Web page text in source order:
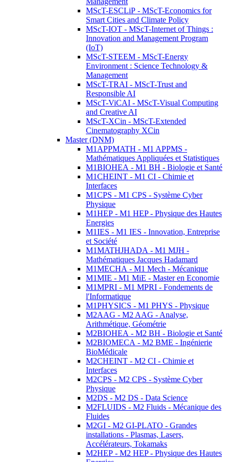
MScT-ESCLiP - MScT-Economics for
Smart Cities and Climate Policy
MScT-IOT - MScT-Internet of Things :
Innovation and Management Program
(IoT)
MScT-STEEM - MScT-Energy
Environment : Science Technology &
Management
MScT-TRAI - MScT-Trust and
Responsible AI
MScT-ViCAI - MScT-Visual Computing
and Creative AI
MScT-XCin - MScT-Extended
Cinematography XCin
Master (DNM)
M1APPMATH - M1 APPMS -
Mathématiques Appliquées et Statistiques
M1BIOHEA - M1 BH - Biologie et Santé
M1CHEINT - M1 CI - Chimie et
Interfaces
M1CPS - M1 CPS - Système Cyber
Physique
M1HEP - M1 HEP - Physique des Hautes
Energies
M1IES - M1 IES - Innovation, Entreprise
et Société
M1MATHJHADA - M1 MJH -
Mathématiques Jacques Hadamard
M1MECHA - M1 Mech - Mécanique
M1MIE - M1 MiE - Master en Economie
M1MPRI - M1 MPRI - Fondements de
l'Informatique
M1PHYSICS - M1 PHYS - Physique
M2AAG - M2 AAG - Analyse,
Arithmétique, Géométrie
M2BIOHEA - M2 BH - Biologie et Santé
M2BIOMECA - M2 BME - Ingénierie
BioMédicale
M2CHEINT - M2 CI - Chimie et
Interfaces
M2CPS - M2 CPS - Système Cyber
Physique
M2DS - M2 DS - Data Science
M2FLUIDS - M2 Fluids - Mécanique des
Fluides
M2GI - M2 GI-PLATO - Grandes
installations - Plasmas, Lasers,
Accélérateurs, Tokamaks
M2HEP - M2 HEP - Physique des Hautes